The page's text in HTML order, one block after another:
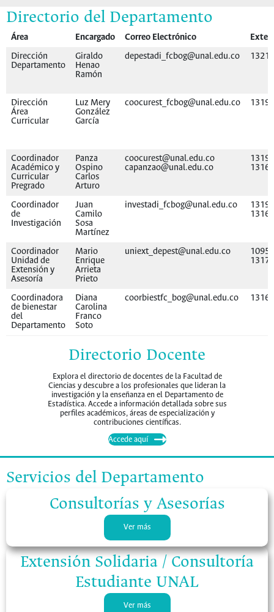
Directorio del Departamento
Área Encargado Correo Electrónico
Dirección
Departamento
Giraldo
Henao
Ramón
depestadi_fcbog@unal.edu.co 13210
Dirección
Área
Curricular
Luz Mery
González
García
coocurest_fcbog@unal.edu.co 13195
Coordinador
Académico y
Curricular
Pregrado
Panza
Ospino
Carlos
Arturo
coocurest@unal.edu.co
capanzao@unal.edu.co
13164
Coordinador
de
Investigación
Juan
Camilo
Sosa
Martínez
investadi_fcbog@unal.edu.co
13164
Coordinador
Unidad de
Extensión y
Asesoría
Mario
Enrique
Arrieta
Prieto
uniext_depest@unal.edu.co
13175
Coordinadora
de bienestar
del
Departamento
Diana
Carolina
Franco
Soto
coorbiestfc_bog@unal.edu.co 13162
Directorio Docente
Explora el directorio de docentes de la Facultad de
Ciencias y descubre a los profesionales que lideran la
investigación y la enseñanza en el Departamento de
Estadística. Accede a información detallada sobre sus
perfiles académicos, áreas de especialización y
contribuciones científicas.
Accede aquí
Servicios del Departamento
Consultorías y Asesorías
Ver más
Extensión Solidaria / Consultoría
Estudiante UNAL
Ver más